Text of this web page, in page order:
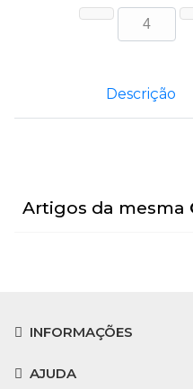
Descrição
Artigos da mesma
INFORMAÇÕES
AJUDA